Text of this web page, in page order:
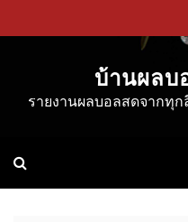
to
บ้านผลบ
รายงานผลบอลสดจากทุ